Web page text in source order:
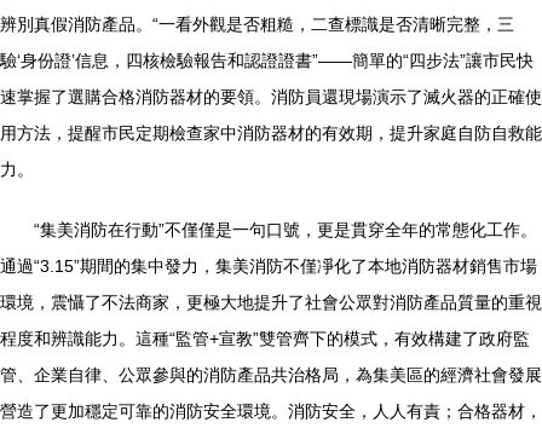
辨別真假消防產品。“一看外觀是否粗糙，二查標識是否清晰完整，三
驗‘身份證’信息，四核檢驗報告和認證證書”——簡單的“四步法”讓市民快
速掌握了選購合格消防器材的要領。消防員還現場演示了滅火器的正確使
用方法，提醒市民定期檢查家中消防器材的有效期，提升家庭自防自救能
力。
“集美消防在行動”不僅僅是一句口號，更是貫穿全年的常態化工作。
通過“3.15”期間的集中發力，集美消防不僅凈化了本地消防器材銷售市場
環境，震懾了不法商家，更極大地提升了社會公眾對消防產品質量的重視
程度和辨識能力。這種“監管+宣教”雙管齊下的模式，有效構建了政府監
管、企業自律、公眾參與的消防產品共治格局，為集美區的經濟社會發展
營造了更加穩定可靠的消防安全環境。消防安全，人人有責；合格器材，